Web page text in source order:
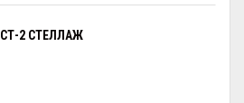
СТ-2 СТЕЛЛАЖ